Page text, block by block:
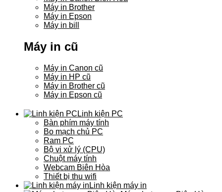
Máy in Brother
Máy in Epson
Máy in bill
Máy in cũ
Máy in Canon cũ
Máy in HP cũ
Máy in Brother cũ
Máy in Epson cũ
Linh kiện PC
Bàn phím máy tính
Bo mạch chủ PC
Ram PC
Bộ vi xử lý (CPU)
Chuột máy tính
Webcam Biên Hòa
Thiết bị thu wifi
Linh kiện máy in